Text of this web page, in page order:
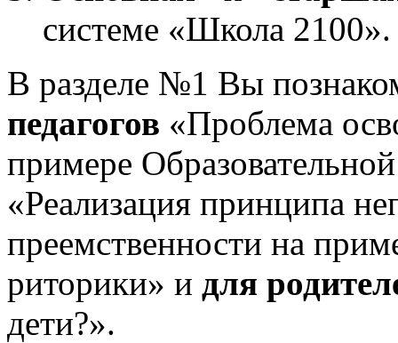
системе «Школа 2100».
В разделе №1 Вы
педагогов «Проблема
примере
«Реализация принципа
преемственности на
риторики» и для
дети?».